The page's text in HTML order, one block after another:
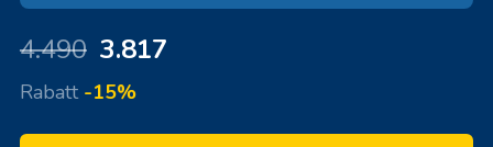
4.490 3.817
Rabatt -15%